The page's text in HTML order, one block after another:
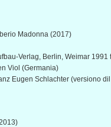
Madonna (2017)
Verlag, Berlin, Weimar
Viol (Germania)
Eugen Schlachter (versiono